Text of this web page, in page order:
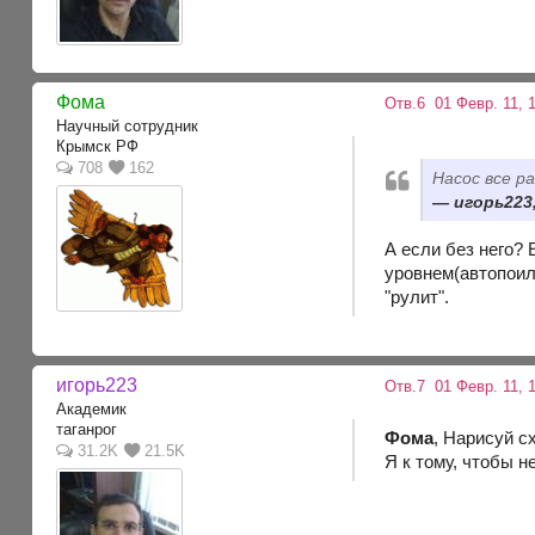
Фома
Научный сотрудник
Крымск РФ
708
162
Отв.6 01 Февр. 11,
Насос все
А если без него?
"рулит".
игорь223
Академик
таганрог
31.2K
21.5K
Отв.7 01 Февр. 11,
Фома, Нарисуй
Я к тому, чтобы